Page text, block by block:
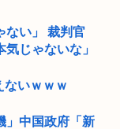
ない」 裁判官
じゃないな」
ないｗｗｗ
」中国政府「新